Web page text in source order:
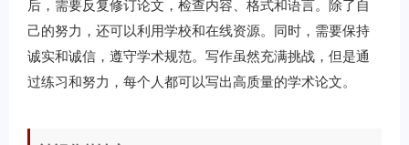
后，需要反复修订论文，检查内容、格式和语言。除了自
己的努力，还可以利用学校和在线资源。同时，需要保持
诚实和诚信，遵守学术规范。写作虽然充满挑战，但是通
过练习和努力，每个人都可以写出高质量的学术论文。